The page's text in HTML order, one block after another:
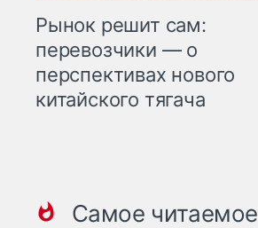
Рынок решит сам:
перевозчики — о
перспективах нового
китайского тягача
Самое читаемое